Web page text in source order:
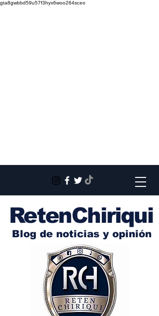
gta8gwbbd59u57f3hyx6woo264sceo
RetenChiriqui
Blog de noticias y opinión